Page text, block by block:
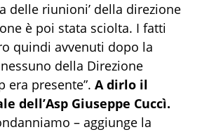
delle riunioni’ della direzione
è poi stata sciolta. I fatti
quindi avvenuti dopo la
della Direzione
era presente”. A dirlo il
dell’Asp Giuseppe Cuccì.
– aggiunge la